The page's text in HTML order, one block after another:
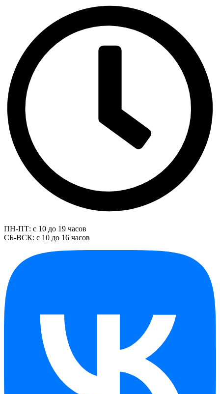
ПН-ПТ: с 10 до 19 часов
СБ-ВСК: с 10 до 16 часов